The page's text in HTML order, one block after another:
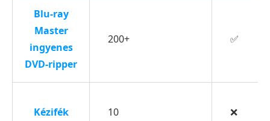
való
rippelésére
külső
feliratokkal
3.
Hogyan
Blu-ray
Master
ingyenes
DVD-ripper
200+ ✅
Kézifék 10 ❌